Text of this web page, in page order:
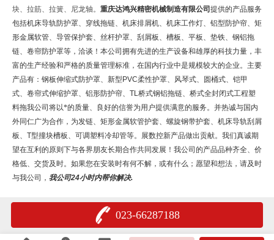
块、拉筋、拉簧、尼龙轴。 重庆达鸿兴精密机械制造有限公司提供的产品服务
包括机床导轨防护罩、穿线拖链、机床排屑机、机床工作灯、铝型防护帘、矩
形金属软管、导管保护套、丝杆护罩、刮屑板、槽板、平板、垫铁、钢铝拖
链、卷帘防护罩等，洽谈！本公司拥有先进的生产设备和雄厚的科技力量，丰
富的生产经验和严格的质量管理标准，在国内行业中是规模较大的企业。主要
产品有：钢板伸缩式防护罩、新型PVC柔性护罩、风琴式、圆桶式、铠甲
式、卷帘式伸缩护罩、铝形防护帘、 TL 桥式钢铝拖链、桥式全封闭式工程塑
料拖我公司将以*的质量、良好的信誉为用户提供满意的服务。并热诚与国内
外同仁广为合作，为发链、矩形金属软管护套、螺旋钢带护套、机床导轨刮屑
板、 T型撞块槽板、可调塑料冷却管等。展数控新产品做出贡献。我们真诚期
望在互利的原则下与各界朋友长期合作共同发展！我公司的产品品种齐全、价
格低、交货及时。如果您在安装时有何不解，或有什么；愿望和想法，请及时
与我公司， 我公司24小时内帮你解决.
023-66287188